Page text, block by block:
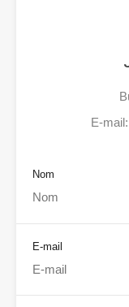
E-mail:
Nom
E-mail